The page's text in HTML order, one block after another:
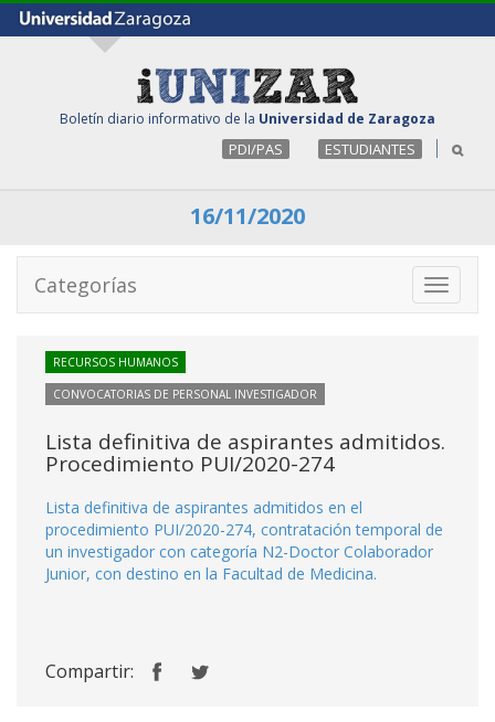
Boletín diario informativo de la Universidad de Zaragoza
PDI/PAS ESTUDIANTES
16/11/2020
Toggle
Categorías
RECURSOS HUMANOS
CONVOCATORIAS DE PERSONAL INVESTIGADOR
Lista definitiva de aspirantes admitidos.
Procedimiento PUI/2020-274
Lista definitiva de aspirantes admitidos en el
procedimiento PUI/2020-274, contratación temporal de
un investigador con categoría N2-Doctor Colaborador
Junior, con destino en la Facultad de Medicina.
Compartir: